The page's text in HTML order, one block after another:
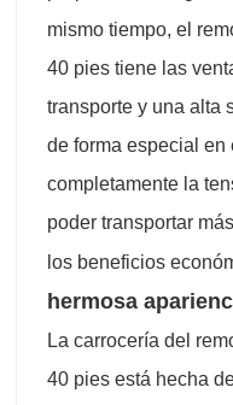
mismo tiempo, el
40 pies tiene las
transporte y una alta
de forma especial
completamente la
poder transportar
los beneficios
hermosa
La carrocería del
40 pies está hecha